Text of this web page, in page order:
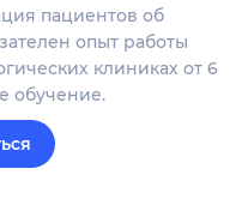
пациентов об
опыт работы
клиниках от 6
обучение.